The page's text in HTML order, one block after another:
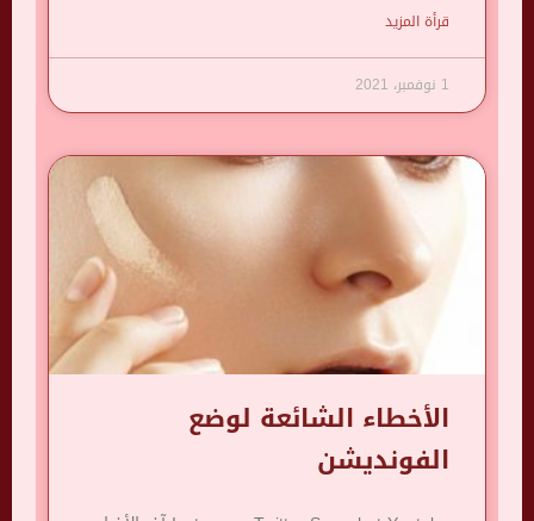
قرأة المزيد
1 نوفمبر، 2021
الأخطاء الشائعة لوضع
الفونديشن